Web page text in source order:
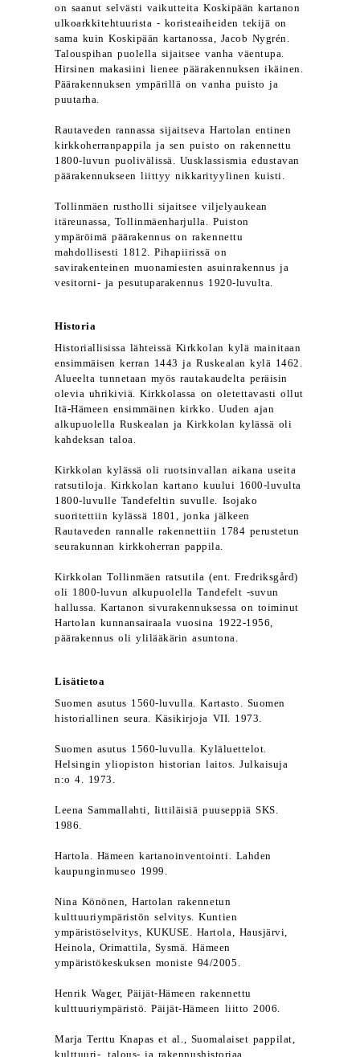
on saanut selvästi vaikutteita Koskipään kartanon
ulkoarkkitehtuurista - koristeaiheiden tekijä on
sama kuin Koskipään kartanossa, Jacob Nygrén.
Talouspihan puolella sijaitsee vanha väentupa.
Hirsinen makasiini lienee päärakennuksen ikäinen.
Päärakennuksen ympärillä on vanha puisto ja
puutarha.
Rautaveden rannassa sijaitseva Hartolan entinen
kirkkoherranpappila ja sen puisto on rakennettu
1800-luvun puolivälissä. Uusklassismia edustavan
päärakennukseen liittyy nikkarityylinen kuisti.
Tollinmäen rustholli sijaitsee viljelyaukean
itäreunassa, Tollinmäenharjulla. Puiston
ympäröimä päärakennus on rakennettu
mahdollisesti 1812. Pihapiirissä on
savirakenteinen muonamiesten asuinrakennus ja
vesitorni- ja pesutuparakennus 1920-luvulta.
Historia
Historiallisissa lähteissä Kirkkolan kylä mainitaan
ensimmäisen kerran 1443 ja Ruskealan kylä 1462.
Alueelta tunnetaan myös rautakaudelta peräisin
olevia uhrikiviä. Kirkkolassa on oletettavasti ollut
Itä-Hämeen ensimmäinen kirkko. Uuden ajan
alkupuolella Ruskealan ja Kirkkolan kylässä oli
kahdeksan taloa.
Kirkkolan kylässä oli ruotsinvallan aikana useita
ratsutiloja. Kirkkolan kartano kuului 1600-luvulta
1800-luvulle Tandefeltin suvulle. Isojako
suoritettiin kylässä 1801, jonka jälkeen
Rautaveden rannalle rakennettiin 1784 perustetun
seurakunnan kirkkoherran pappila.
Kirkkolan Tollinmäen ratsutila (ent. Fredriksgård)
oli 1800-luvun alkupuolella Tandefelt -suvun
hallussa. Kartanon sivurakennuksessa on toiminut
Hartolan kunnansairaala vuosina 1922-1956,
päärakennus oli ylilääkärin asuntona.
Lisätietoa
Suomen asutus 1560-luvulla. Kartasto. Suomen
historiallinen seura. Käsikirjoja VII. 1973.
Suomen asutus 1560-luvulla. Kyläluettelot.
Helsingin yliopiston historian laitos. Julkaisuja
n:o 4. 1973.
Leena Sammallahti, Iittiläisiä puuseppiä SKS.
1986.
Hartola. Hämeen kartanoinventointi. Lahden
kaupunginmuseo 1999.
Nina Könönen, Hartolan rakennetun
kulttuuriympäristön selvitys. Kuntien
ympäristöselvitys, KUKUSE. Hartola, Hausjärvi,
Heinola, Orimattila, Sysmä. Hämeen
ympäristökeskuksen moniste 94/2005.
Henrik Wager, Päijät-Hämeen rakennettu
kulttuuriympäristö. Päijät-Hämeen liitto 2006.
Marja Terttu Knapas et al., Suomalaiset pappilat,
kulttuuri-, talous- ja rakennushistoriaa.